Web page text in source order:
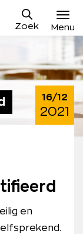
Zoek Menu
16/12
2021
en